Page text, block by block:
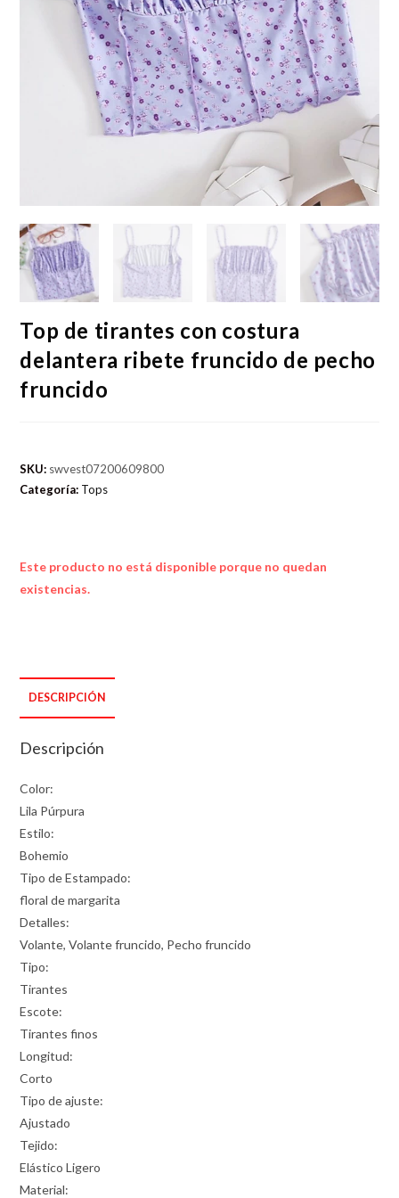
Top de tirantes con costura
delantera ribete fruncido de pecho
fruncido
SKU: swvest07200609800
Categoría: Tops
Este producto no está disponible porque no quedan
existencias.
DESCRIPCIÓN
Descripción
Color:
Lila Púrpura
Estilo:
Bohemio
Tipo de Estampado:
floral de margarita
Detalles:
Volante, Volante fruncido, Pecho fruncido
Tipo:
Tirantes
Escote:
Tirantes finos
Longitud:
Corto
Tipo de ajuste:
Ajustado
Tejido:
Elástico Ligero
Material: